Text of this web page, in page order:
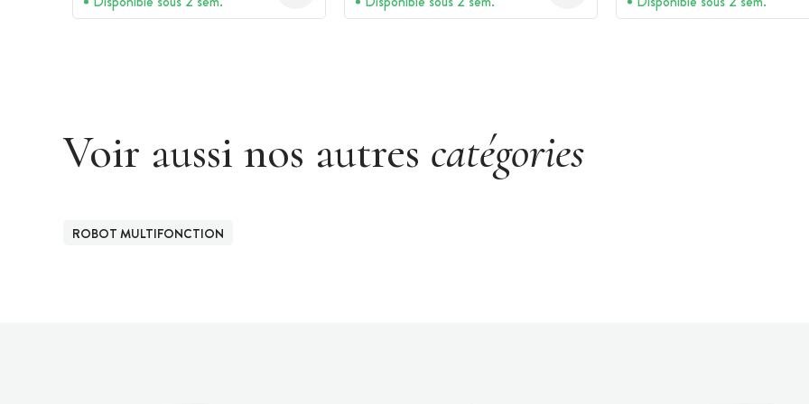
Voir aussi nos autres catégories
ROBOT MULTIFONCTION